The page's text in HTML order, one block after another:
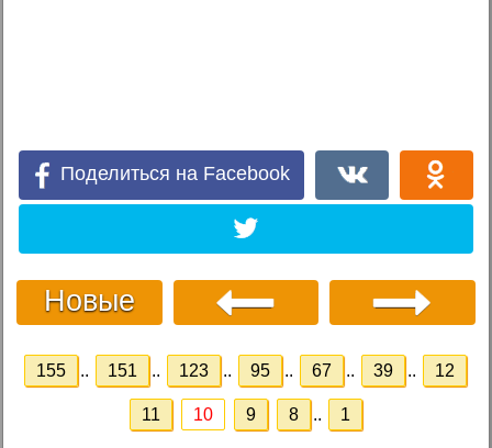
Поделиться на Facebook
Новые
155 .. 151 .. 123 .. 95 .. 67 .. 39 .. 12
11 10 9 8 .. 1